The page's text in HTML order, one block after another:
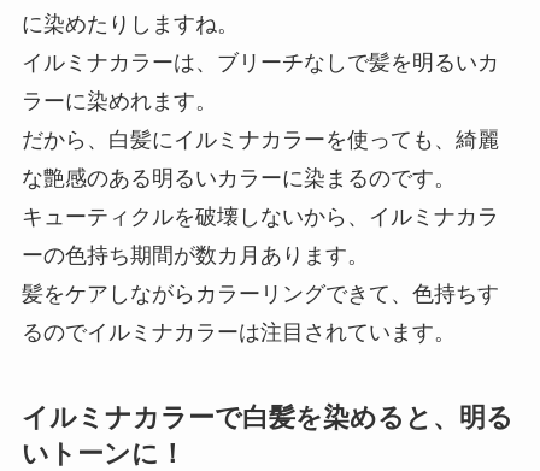
に染めたりしますね。
イルミナカラーは、ブリーチなしで髪を明るいカ
ラーに染めれます。
だから、白髪にイルミナカラーを使っても、綺麗
な艶感のある明るいカラーに染まるのです。
キューティクルを破壊しないから、イルミナカラ
ーの色持ち期間が数カ月あります。
髪をケアしながらカラーリングできて、色持ちす
るのでイルミナカラーは注目されています。
イルミナカラーで白髪を染めると、明る
いトーンに！